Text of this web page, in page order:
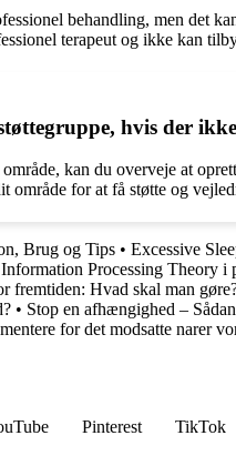
behandling, men det
terapeut og ikke kan
hvis der
kan du overveje at
område for at få støtte og
Brug og Tips • Excessive
Information Processing Theory i
fremtiden: Hvad skal man
• Stop en afhængighed –
for det modsatte narer
Pinterest TikTok